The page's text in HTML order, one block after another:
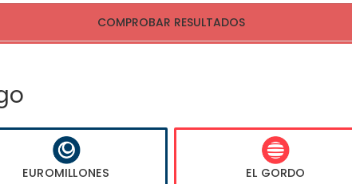
COMPROBAR RESULTADOS
EUROMILLONES
EL GORDO